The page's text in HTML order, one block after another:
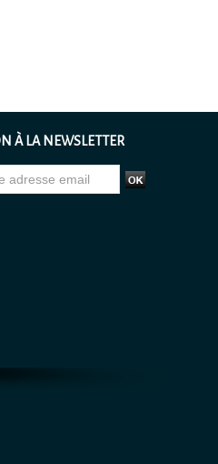
À LA NEWSLETTER